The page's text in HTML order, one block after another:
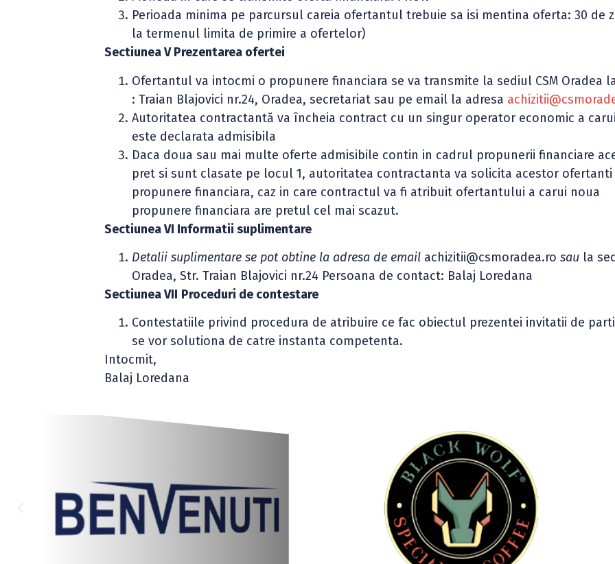
Perioada minima pe parcursul careia ofertantul trebuie sa isi mentina oferta: 30 de
la termenul limita de primire a ofertelor)
Sectiunea V Prezentarea ofertei
Ofertantul va intocmi o propunere financiara se va transmite la sediul CSM Oradea
: Traian Blajovici nr.24, Oradea, secretariat sau pe email la adresa
Autoritatea contractantă va încheia contract cu un singur operator economic a
este declarata admisibila
Daca doua sau mai multe oferte admisibile contin in cadrul propunerii financiare
pret si sunt clasate pe locul 1, autoritatea contractanta va solicita acestor ofertanti
propunere financiara, caz in care contractul va fi atribuit ofertantului a carui noua
propunere financiara are pretul cel mai scazut.
Sectiunea VI Informatii suplimentare
Detalii suplimentare se pot obtine la adresa de email achizitii@csmoradea.ro sau la
Oradea, Str. Traian Blajovici nr.24 Persoana de contact: Balaj Loredana
Sectiunea VII Proceduri de contestare
Contestatiile privind procedura de atribuire ce fac obiectul prezentei invitatii de
se vor solutiona de catre instanta competenta.
Intocmit,
Balaj Loredana